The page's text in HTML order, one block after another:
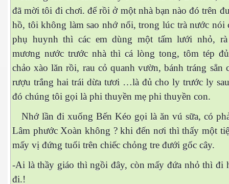
đã mời tôi đi chơi. để rồi ở một nhà bạn nào đó trên
hồ, tôi không làm sao nhớ nổi, trong lúc trà nước nói
phụ huynh thì các em dùng một tấm lưới nhỏ,
mương nước trước nhà thì cá lòng tong, tôm tép
chảo xào lăn rồi, rau cỏ quanh vườn, bánh tráng sẳn
rượu trắng hai trái dừa tươi …là đủ cho ly trước ly
đó chúng tôi gọi là phi thuyền mẹ phi thuyền con.
Nhớ lần đi xuống Bến Kéo gọi là ăn vú sữa, có
Lâm phước Xoàn không ? khi đến nơi thì thấy một
mấy vị đứng tuổi trên chiếc chỏng tre đưới gốc cây.
-Ai là thầy giáo thì ngồi đây, còn mấy đứa nhỏ thì đi
đi.!